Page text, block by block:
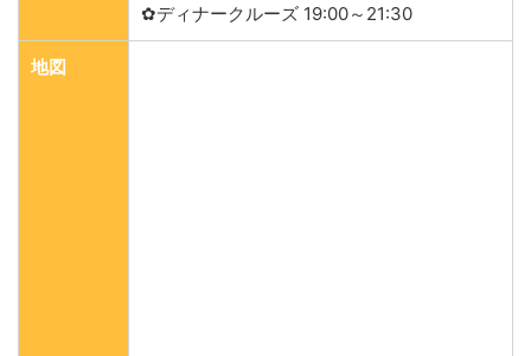
✿ディナークルーズ 19:00～21:30
地図